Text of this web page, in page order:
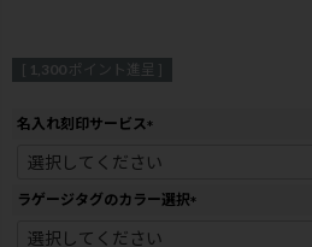
[ 1,300 ポイント進呈 ]
名入れ刻印サービス
必
須
ラゲージタグのカラー選択